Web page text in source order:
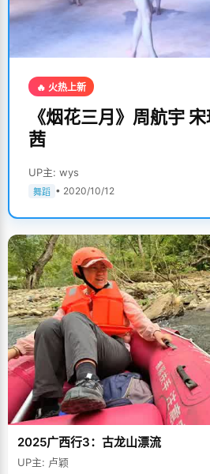
🔥 火热上新
《烟花三月》周航宇
茜
UP主: wys
舞蹈 • 2020/10/12
2025广西行3：古龙山漂流
UP主: 卢颖